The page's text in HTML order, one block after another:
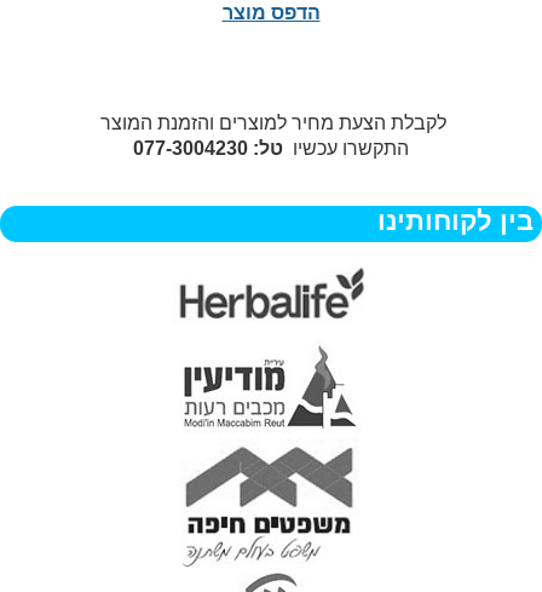
הדפס מוצר
לקבלת הצעת מחיר למוצרים והזמנת המוצר
התקשרו עכשיו טל: 077-3004230
בין לקוחותינו